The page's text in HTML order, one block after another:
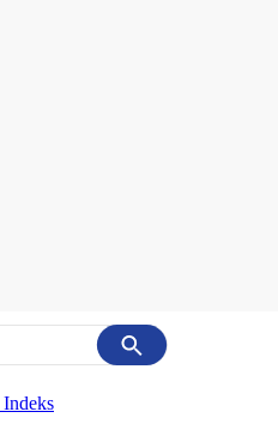
Cancel
Indeks